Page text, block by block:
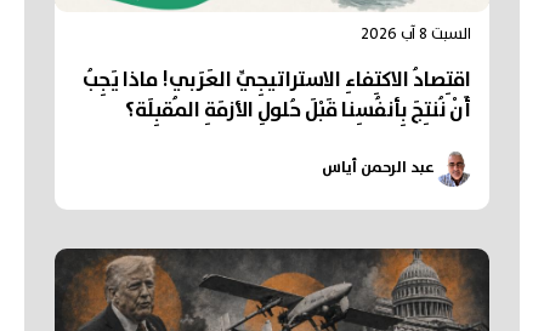
السبت 8 آب 2026
اقتِصادُ الاكتِفاءِ الاستراتيجِيِّ العَرَبي! ماذا يَجِبُ
أَنْ نُنتِجَ بِأنفُسِنا قَبْلَ حُلولِ الأزمَةِ المُقبِلَة؟
عبد الرحمن أياس